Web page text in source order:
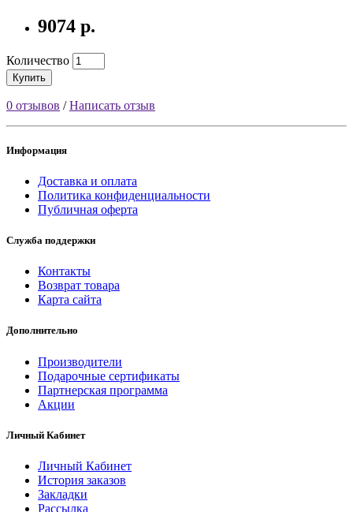
9074 р.
Количество
Купить
0 отзывов /Написать отзыв
Информация
Доставка и оплата
Политика конфиденциальности
Публичная оферта
Служба поддержки
Контакты
Возврат товара
Карта сайта
Дополнительно
Производители
Подарочные сертификаты
Партнерская программа
Акции
Личный Кабинет
Личный Кабинет
История заказов
Закладки
Рассылка